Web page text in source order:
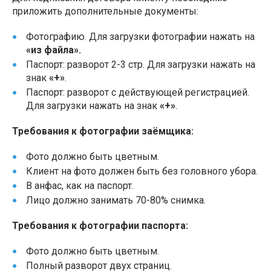
приложить дополнительные документы:
Фотографию. Для загрузки фотографии нажать на
«из файла».
Паспорт: разворот 2-3 стр. Для загрузки нажать на
знак «+».
Паспорт: разворот с действующей регистрацией.
Для загрузки нажать на знак «+».
Требования к фотографии заёмщика:
Фото должно быть цветным.
Клиент на фото должен быть без головного убора.
В анфас, как на паспорт.
Лицо должно занимать 70-80% снимка.
Требования к фотографии паспорта:
Фото должно быть цветным.
Полный разворот двух страниц.